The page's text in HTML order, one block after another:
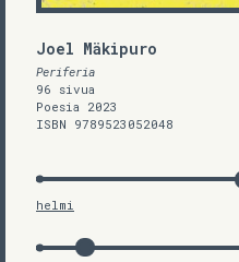
Joel Mäkipuro
Periferia
96 sivua
Poesia 2023
ISBN 9789523052048
helmi